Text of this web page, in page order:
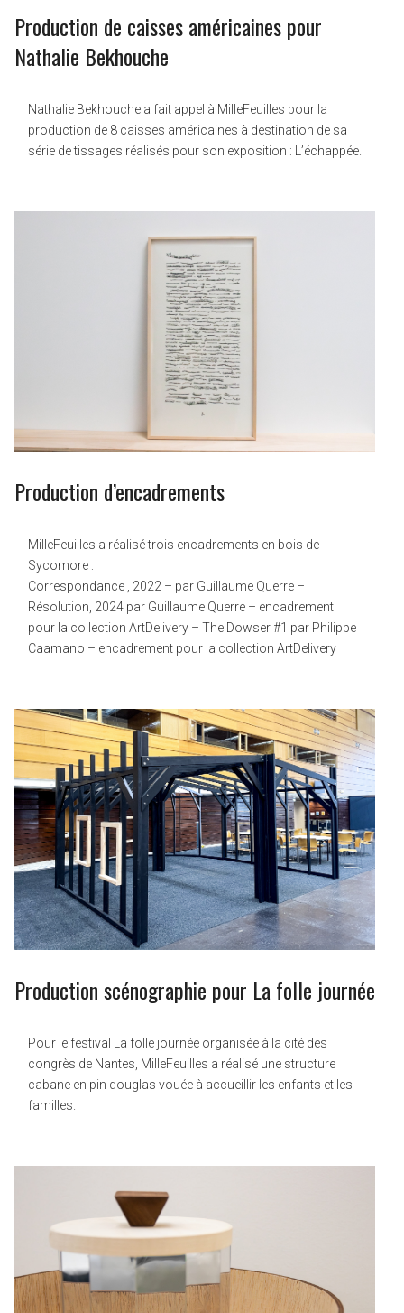
Production de caisses américaines pour
Nathalie Bekhouche
Nathalie Bekhouche a fait appel à MilleFeuilles pour la
production de 8 caisses américaines à destination de sa
série de tissages réalisés pour son exposition : L’échappée.
Production d’encadrements
MilleFeuilles a réalisé trois encadrements en bois de
Sycomore :
Correspondance , 2022 – par Guillaume Querre –
Résolution, 2024 par Guillaume Querre – encadrement
pour la collection ArtDelivery – The Dowser #1 par Philippe
Caamano – encadrement pour la collection ArtDelivery
Production scénographie pour La folle journée
Pour le festival La folle journée organisée à la cité des
congrès de Nantes, MilleFeuilles a réalisé une structure
cabane en pin douglas vouée à accueillir les enfants et les
familles.